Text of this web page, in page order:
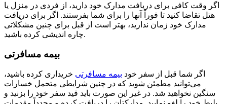
اگر وقت کافی برای دریافت مدارک خود دارید، از فردی در منزل یا
هتل تقاضا کنید تا فوراً آنها را برای شما بفرستند. اگر برای دریافت
مدارک خود زمان ندارید، بهتر است از قبل برای چنین مشکلاتی
چاره اندیشی کرده باشید.
بیمه مسافرتی
اگر شما قبل از سفر خود بیمه مسافرتی خریداری کرده باشید،
می‌توانید مطمئن شوید که در چنین شرایطی متحمل خسارات
سنگین نخواهید شد. در غیر این صورت باید قید سفر خود را بزنید و